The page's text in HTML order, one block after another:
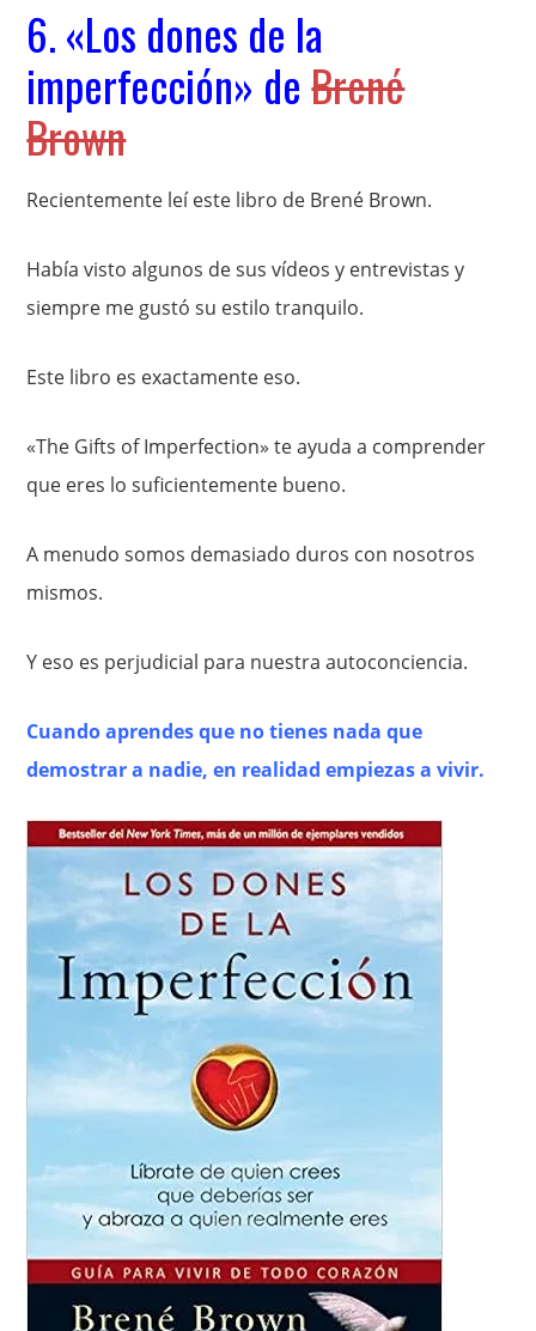
6. «Los dones de la
imperfección» deBrené
Brown
Recientemente leí este libro de Brené Brown.
Había visto algunos de sus vídeos y entrevistas y
siempre me gustó su estilo tranquilo.
Este libro es exactamente eso.
«The Gifts of Imperfection» te ayuda a comprender
que eres lo suficientemente bueno.
A menudo somos demasiado duros con nosotros
mismos.
Y eso es perjudicial para nuestra autoconciencia.
Cuando aprendes que no tienes nada que
demostrar a nadie, en realidad empiezas a vivir.